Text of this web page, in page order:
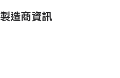
製造商資訊